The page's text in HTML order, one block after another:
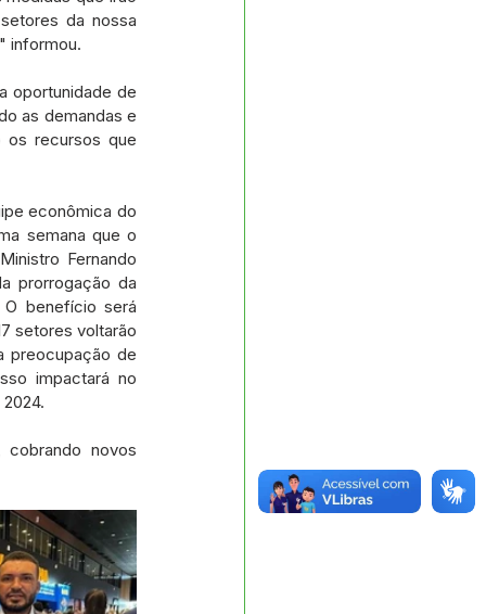
da nossa
informou.
oportunidade de
as demandas e
os recursos que
econômica do
semana que o
Fernando
prorrogação da
benefício será
setores voltarão
preocupação de
impactará no
novos